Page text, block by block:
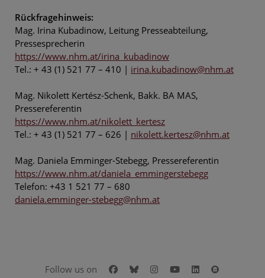
Rückfragehinweis:
Mag. Irina Kubadinow, Leitung Presseabteilung,
Pressesprecherin
https://www.nhm.at/irina_kubadinow
Tel.: + 43 (1) 521 77 – 410 | irina.kubadinow@nhm.at
Mag. Nikolett Kertész-Schenk, Bakk. BA MAS,
Pressereferentin
https://www.nhm.at/nikolett_kertesz
Tel.: + 43 (1) 521 77 – 626 | nikolett.kertesz@nhm.at
Mag. Daniela Emminger-Stebegg, Pressereferentin
https://www.nhm.at/daniela_emmingerstebegg
Telefon: +43 1 521 77 – 680
daniela.emminger-stebegg@nhm.at
Follow us on Facebook
BlueskyInstagram
YoutubeLinkedIn